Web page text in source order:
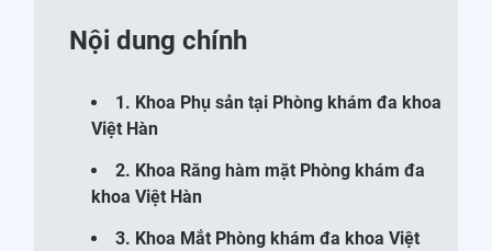
Nội dung chính
1. Khoa Phụ sản tại Phòng khám đa khoa
Việt Hàn
2. Khoa Răng hàm mặt Phòng khám đa
khoa Việt Hàn
3. Khoa Mắt Phòng khám đa khoa Việt